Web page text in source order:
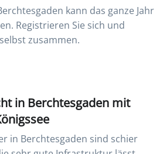
kann das ganze Jahr
Registrieren Sie sich und
zusammen.
in Berchtesgaden mit
in Berchtesgaden sind schier